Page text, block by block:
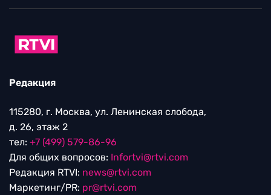
Редакция
115280, г. Москва, ул. Ленинская слобода,
д. 26, этаж 2
тел: +7 (499) 579-86-96
Для общих вопросов: Infortvi@rtvi.com
Редакция RTVI: news@rtvi.com
Маркетинг/PR: pr@rtvi.com